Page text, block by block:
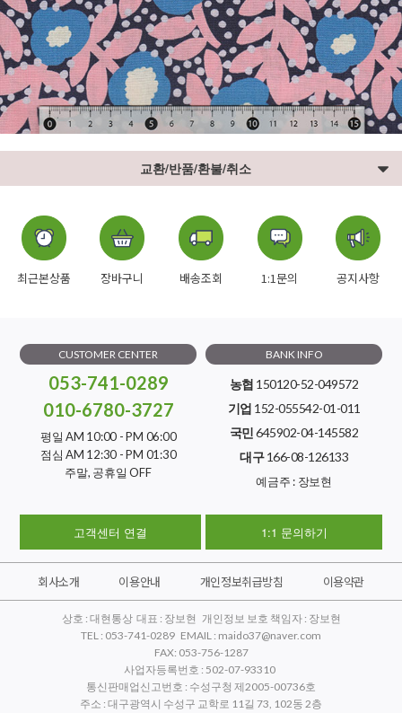
교환/반품/환불/취소
최근본상품 장바구니 배송조회 1:1문의 공지사항
CUSTOMER CENTER
053-741-0289
010-6780-3727
평일 AM 10:00 - PM 06:00
점심 AM 12:30 - PM 01:30
주말, 공휴일 OFF
BANK INFO
농협 150120-52-049572
기업 152-055542-01-011
국민645902-04-145582
대구166-08-126133
예금주 : 장보현
고객센터 연결 1:1 문의하기
회사소개 이용안내 개인정보취급방침 이용약관
상호 : 대현통상 대표 : 장보현 개인정보 보호 책임자 : 장보현
TEL : 053-741-0289 EMAIL : maido37@naver.com
FAX: 053-756-1287
사업자등록번호 : 502-07-93310
통신판매업신고번호 : 수성구청 제2005-00736호
주소 : 대구광역시 수성구 교학로 11길 73, 102동 2층